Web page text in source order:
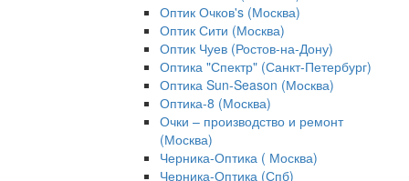
Оптик Очков's (Москва)
Оптик Сити (Москва)
Оптик Чуев (Ростов-на-Дону)
Оптика "Спектр" (Санкт-Петербург)
Оптика Sun-Season (Москва)
Оптика-8 (Москва)
Очки – производство и ремонт
(Москва)
Черника-Оптика ( Москва)
Черника-Оптика (Спб)